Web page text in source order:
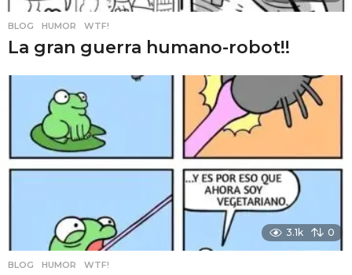
BLOG ,HUMOR ,WTF!
La gran guerra humano-robot!!
3.1k 0
BLOG ,HUMOR ,WTF!